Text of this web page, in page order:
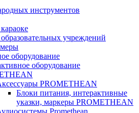
инструментов
учреждений
оборудование
оборудование
PROMETHEAN
Блоки питания, интерактивные
указки, маркеры PROMETHEAN
Promethean